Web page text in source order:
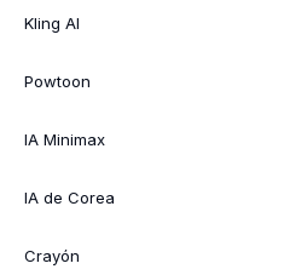
Kling AI
Powtoon
IA Minimax
IA de Corea
Crayón